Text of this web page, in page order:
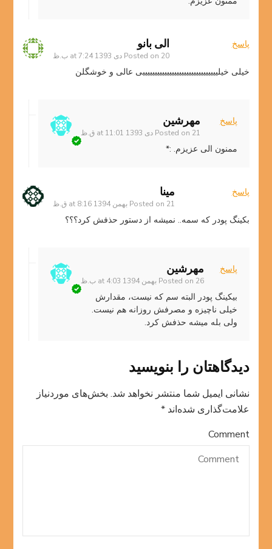
الی بانو
Posted on 20 دی 1393 at 7:24 ب.ظ
پاسخ
خیلی خیلیییییییییییییییییییییییییییییییی عالی و خوشگلن
مهرشین
Posted on 21 دی 1393 at 11:01 ق.ظ
پاسخ
ممنون الی عزیزم. :*
مینا
Posted on 21 بهمن 1394 at 8:16 ق.ظ
پاسخ
بکینگ پودر که سمه.. نمیشه از دستور حذفش کرد؟؟؟
مهرشین
Posted on 26 بهمن 1394 at 4:03 ب.ظ
پاسخ
بیکینگ پودر البته سم که نیست، مقدارش
خیلی ناچیزه و مصرفش روزانه هم نیست.
ولی بله میشه حذفش کرد.
دیدگاهتان را بنویسید
نشانی ایمیل شما منتشر نخواهد شد. بخش‌های موردنیاز
علامت‌گذاری شده‌اند*
Comment